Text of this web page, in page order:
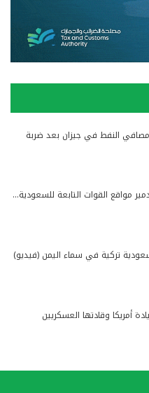
النفط في جيزان بعد ضربة
مواقع القوات التابعة للسعودية…
تركية في سماء اليمن (فيديو)
أمريكا وقادتها العسكريين